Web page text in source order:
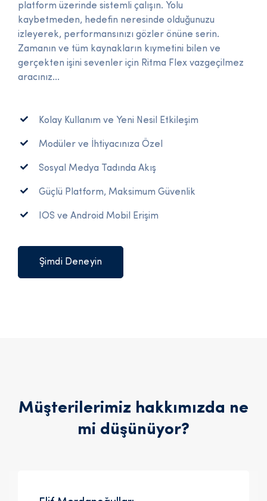
platform üzerinde sistemli çalışın. Yolu
kaybetmeden, hedefin neresinde olduğunuzu
izleyerek, performansınızı gözler önüne serin.
Zamanın ve tüm kaynakların kıymetini bilen ve
gerçekten işini sevenler için Ritma Flex vazgeçilmez
aracınız...
Kolay Kullanım ve Yeni Nesil Etkileşim
Modüler ve İhtiyacınıza Özel
Sosyal Medya Tadında Akış
Güçlü Platform, Maksimum Güvenlik
IOS ve Android Mobil Erişim
Şimdi Deneyin
Müşterilerimiz hakkımızda ne
mi düşünüyor?